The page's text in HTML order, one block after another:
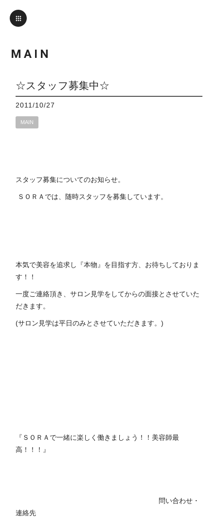
MAIN
☆スタッフ募集中☆
2011/10/27
MAIN
スタッフ募集についてのお知らせ。
ＳＯＲＡでは、随時スタッフを募集しています。
本気で美容を追求し『本物』を目指す方、お待ちしておりま
す！！
一度ご連絡頂き、サロン見学をしてからの面接とさせていた
だきます。
(サロン見学は平日のみとさせていただきます。)
『ＳＯＲＡで一緒に楽しく働きましょう！！美容師最
高！！！』
問い合わせ・
連絡先